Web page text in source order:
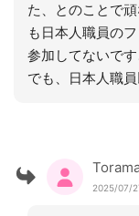
た、とのことで
も日本人職員の
参加してないです
でも、日本人職
2025/07/